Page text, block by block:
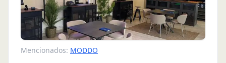
Mencionados: MODDO